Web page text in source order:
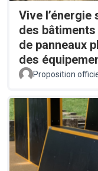
Vive
des
de panneaux
des
Proposition